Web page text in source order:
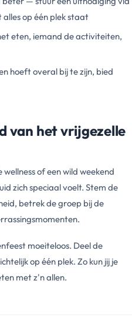
op één plek staat
eten, iemand de activiteiten,
hoeft overal bij te zijn, bied
van het vrijgezelle
of een wild weekend
zich speciaal voelt. Stem de
betrek de groep bij de
moeiteloos. Deel de
op één plek. Zo kun jij je
met z'n allen.